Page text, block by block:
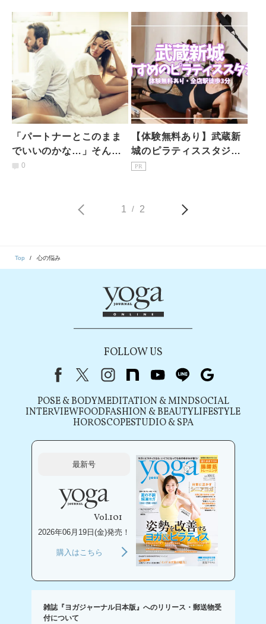
「パートナーとこのまま
でいいのかな…」そんな
時に考えたい心理学的教
0
【体験無料あり】武蔵新
城のピラティススタジオ7
選｜初心者・女性専用を
PR
1 / 2
Top 心の悩み
FOLLOW US
FacebookX（旧Twitter）
instagram
note youtubeline
POSE & BODYMEDITATION & MINDSOCIAL
INTERVIEWFOODFASHION & BEAUTYLIFESTYLE
HOROSCOPESTUDIO & SPA
最新号
Vol.101
2026年06月19日(金)発売！
購入はこちら
雑誌『ヨガジャーナル日本版』へのリリース・郵送物受
付について